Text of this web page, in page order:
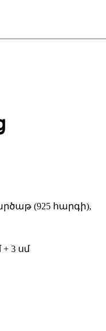
(925 հարգի),
+ 3 սմ